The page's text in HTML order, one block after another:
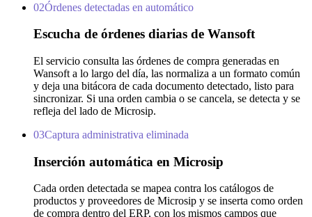
02Órdenes detectadas en automático
Escucha de órdenes diarias de Wansoft
El servicio consulta las órdenes de compra generadas en
Wansoft a lo largo del día, las normaliza a un formato común
y deja una bitácora de cada documento detectado, listo para
sincronizar. Si una orden cambia o se cancela, se detecta y se
refleja del lado de Microsip.
03Captura administrativa eliminada
Inserción automática en Microsip
Cada orden detectada se mapea contra los catálogos de
productos y proveedores de Microsip y se inserta como orden
de compra dentro del ERP, con los mismos campos que